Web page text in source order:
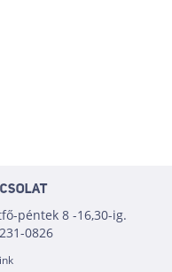
péntek 8 -16,30-ig.
0826